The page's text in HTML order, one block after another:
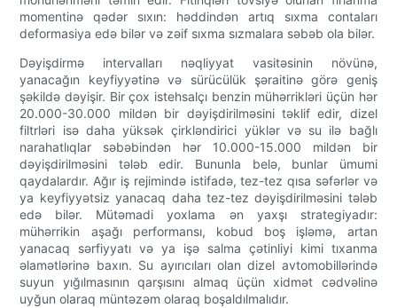
momentinə qədər sıxın: həddindən artıq sıxma contaları
deformasiya edə bilər və zəif sıxma sızmalara səbəb ola bilər.
Dəyişdirmə intervalları nəqliyyat vasitəsinin növünə,
yanacağın keyfiyyətinə və sürücülük şəraitinə görə geniş
şəkildə dəyişir. Bir çox istehsalçı benzin mühərrikləri üçün hər
20.000-30.000 mildən bir dəyişdirilməsini təklif edir, dizel
filtrləri isə daha yüksək çirkləndirici yüklər və su ilə bağlı
narahatlıqlar səbəbindən hər 10.000-15.000 mildən bir
dəyişdirilməsini tələb edir. Bununla belə, bunlar ümumi
qaydalardır. Ağır iş rejimində istifadə, tez-tez qısa səfərlər və
ya keyfiyyətsiz yanacaq daha tez-tez dəyişdirilməsini tələb
edə bilər. Mütəmadi yoxlama ən yaxşı strategiyadır:
mühərrikin aşağı performansı, kobud boş işləmə, artan
yanacaq sərfiyyatı və ya işə salma çətinliyi kimi tıxanma
əlamətlərinə baxın. Su ayırıcıları olan dizel avtomobillərində
suyun yığılmasının qarşısını almaq üçün xidmət cədvəlinə
uyğun olaraq müntəzəm olaraq boşaldılmalıdır.